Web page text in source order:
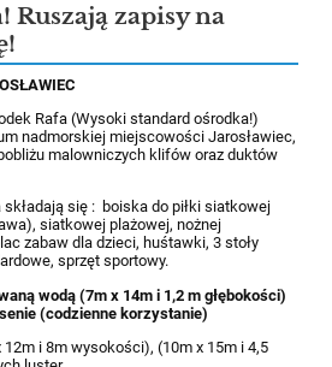
Ruszają zapisy na
Rafa (Wysoki standard ośrodka!)
nadmorskiej miejscowości Jarosławiec,
malowniczych klifów oraz duktów
się : boiska do piłki siatkowej
siatkowej plażowej, nożnej
zabaw dla dzieci, huśtawki, 3 stoły
sprzęt sportowy.
wodą (7m x 14m i 1,2 m głębokości)
(codzienne korzystanie)
i 8m wysokości), (10m x 15m i 4,5